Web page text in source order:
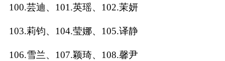
100.芸迪、101.英瑶、102.茉妍
103.莉钧、104.莹娜、105.译静
106.雪兰、107.颖琦、108.馨尹